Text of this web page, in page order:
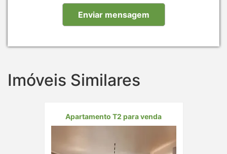
Imóveis Similares
Apartamento T2 para venda